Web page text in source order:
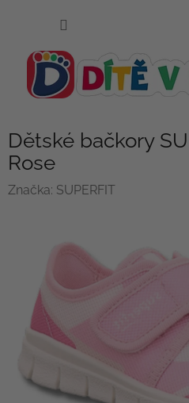
Dětské bačkory
Rose
Značka: SUPERFIT